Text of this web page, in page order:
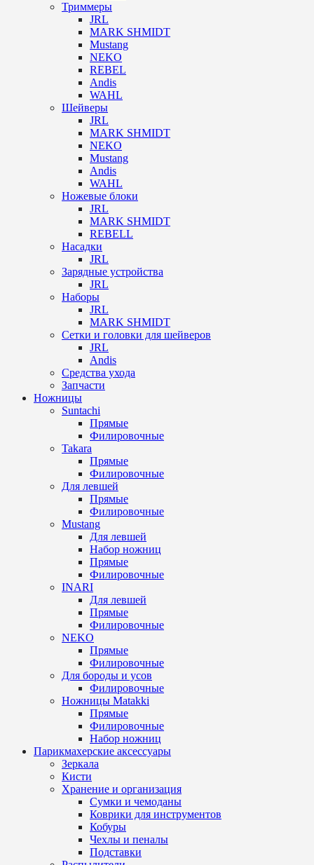
Триммеры
JRL
MARK SHMIDT
Mustang
NEKO
REBEL
Andis
WAHL
Шейверы
JRL
MARK SHMIDT
NEKO
Mustang
Andis
WAHL
Ножевые блоки
JRL
MARK SHMIDT
REBELL
Насадки
JRL
Зарядные устройства
JRL
Наборы
JRL
MARK SHMIDT
Сетки и головки для шейверов
JRL
Andis
Средства ухода
Запчасти
Ножницы
Suntachi
Прямые
Филировочные
Takara
Прямые
Филировочные
Для левшей
Прямые
Филировочные
Mustang
Для левшей
Набор ножниц
Прямые
Филировочные
INARI
Для левшей
Прямые
Филировочные
NEKO
Прямые
Филировочные
Для бороды и усов
Филировочные
Ножницы Matakki
Прямые
Филировочные
Набор ножниц
Парикмахерские аксессуары
Зеркала
Кисти
Хранение и организация
Сумки и чемоданы
Коврики для инструментов
Кобуры
Чехлы и пеналы
Подставки